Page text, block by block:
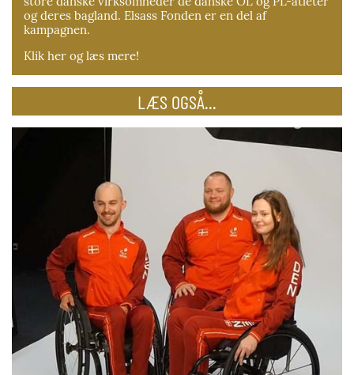
og deres bagland. Elsass Fonden er en del af
kampagnen.
Klik her og læs mere!
LÆS OGSÅ...